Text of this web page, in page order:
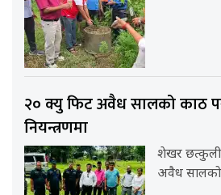
२० क्यु फिट अवैध सालको काठ
नियन्त्रणमा
शेखर
अवैध